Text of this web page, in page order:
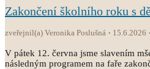
Zakončení školního roku s
zveřejnil(a) Veronika Poslušná 15.6.2026
V pátek 12. června jsme slavením
následným programem na faře